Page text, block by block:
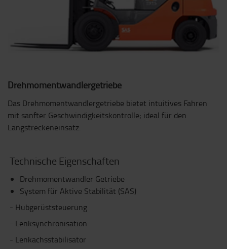
Drehmomentwandlergetriebe
Das Drehmomentwandlergetriebe bietet intuitives Fahren
mit sanfter Geschwindigkeitskontrolle; ideal für den
Langstreckeneinsatz.
Technische Eigenschaften
Drehmomentwandler Getriebe
System für Aktive Stabilität (SAS)
- Hubgerüststeuerung
- Lenksynchronisation
- Lenkachsstabilisator